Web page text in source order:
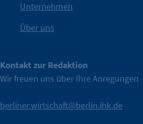
IHK Berlin. Offizieller Unterstützer der
Unternehmen
Über uns
Kontakt zur Redaktion
Wir freuen uns über Ihre Anregungen
berliner.wirtschaft@berlin.ihk.de